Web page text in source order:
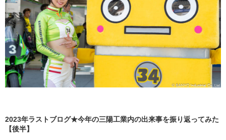
2023年ラストブログ★今年の三陽工業内の出来事を振り返ってみた
【後半】